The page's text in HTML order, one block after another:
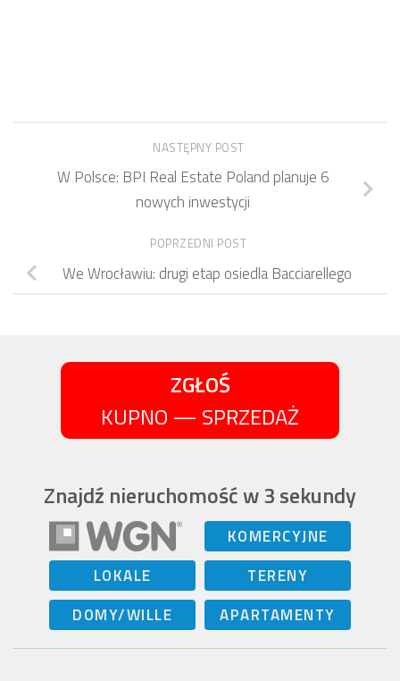
NASTĘPNY POST
W Polsce: BPI Real Estate Poland planuje 6
nowych inwestycji
POPRZEDNI POST
We Wrocławiu: drugi etap osiedla Bacciarellego
ZGŁOŚ
KUPNO — SPRZEDAŻ
Znajdź nieruchomość w 3 sekundy
KOMERCYJNE
LOKALE
TERENY
DOMY/WILLE
APARTAMENTY